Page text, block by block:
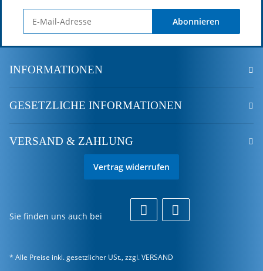
Abonnieren
INFORMATIONEN
GESETZLICHE INFORMATIONEN
VERSAND & ZAHLUNG
Vertrag widerrufen
Sie finden uns auch bei
* Alle Preise inkl. gesetzlicher USt., zzgl.VERSAND